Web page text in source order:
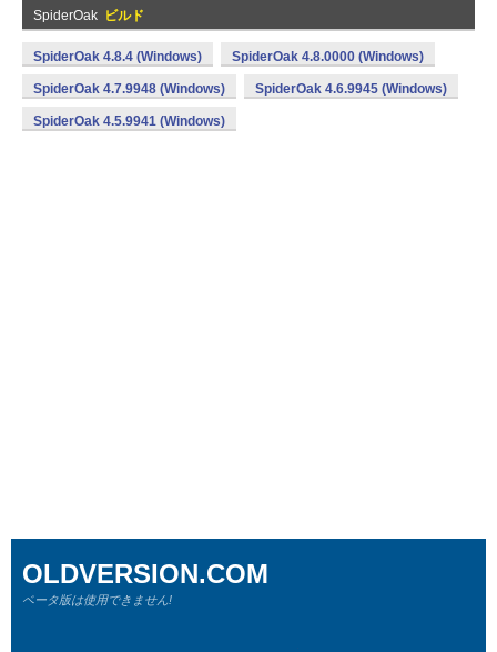
SpiderOak ビルド
SpiderOak 4.8.4 (Windows) SpiderOak 4.8.0000 (Windows)
SpiderOak 4.7.9948 (Windows) SpiderOak 4.6.9945 (Windows)
SpiderOak 4.5.9941 (Windows)
OLDVERSION.COM
ベータ版は使用できません!